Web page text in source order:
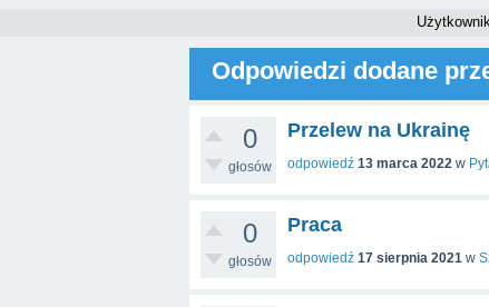
Odpowiedzi dodane
0
głosów
Przelew na Ukrainę
odpowiedź 13 marca 2022 w
0
głosów
Praca
odpowiedź 17 sierpnia 2021 w